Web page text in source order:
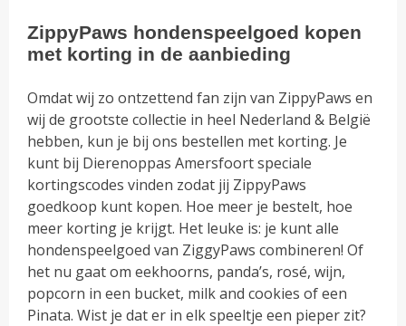
ZippyPaws hondenspeelgoed kopen
met korting in de aanbieding
Omdat wij zo ontzettend fan zijn van ZippyPaws en
wij de grootste collectie in heel Nederland & België
hebben, kun je bij ons bestellen met korting. Je
kunt bij Dierenoppas Amersfoort speciale
kortingscodes vinden zodat jij ZippyPaws
goedkoop kunt kopen. Hoe meer je bestelt, hoe
meer korting je krijgt. Het leuke is: je kunt alle
hondenspeelgoed van ZiggyPaws combineren! Of
het nu gaat om eekhoorns, panda’s, rosé, wijn,
popcorn in een bucket, milk and cookies of een
Pinata. Wist je dat er in elk speeltje een pieper zit?